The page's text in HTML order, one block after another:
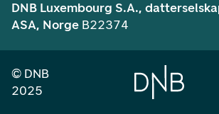
DNB Luxembourg S.A.,
ASA, Norge B22374
© DNB
2025